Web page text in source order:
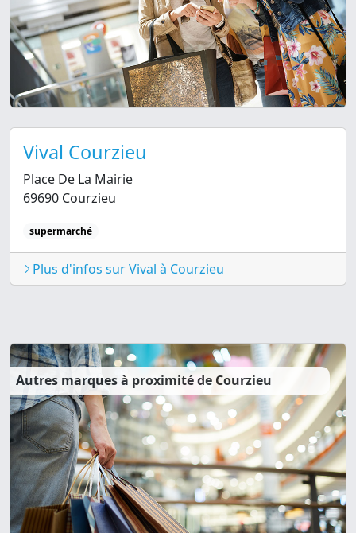
Vival Courzieu
Place De La Mairie
69690 Courzieu
supermarché
Plus d'infos sur Vival à Courzieu
Autres marques à proximité de Courzieu